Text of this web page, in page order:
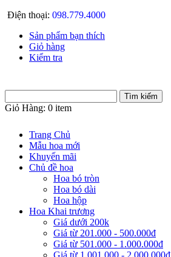
Điện thoại: 098.779.4000
Sản phẩm bạn thích
Giỏ hàng
Kiểm tra
Giỏ Hàng: 0 item
Trang Chủ
Mẫu hoa mới
Khuyến mãi
Chủ đề hoa
Hoa bó tròn
Hoa bó dài
Hoa hộp
Hoa Khai trương
Giá dưới 200k
Giá từ 201.000 - 500.000đ
Giá từ 501.000 - 1.000.000đ
Giá từ 1.001.000 - 2.000.000đ